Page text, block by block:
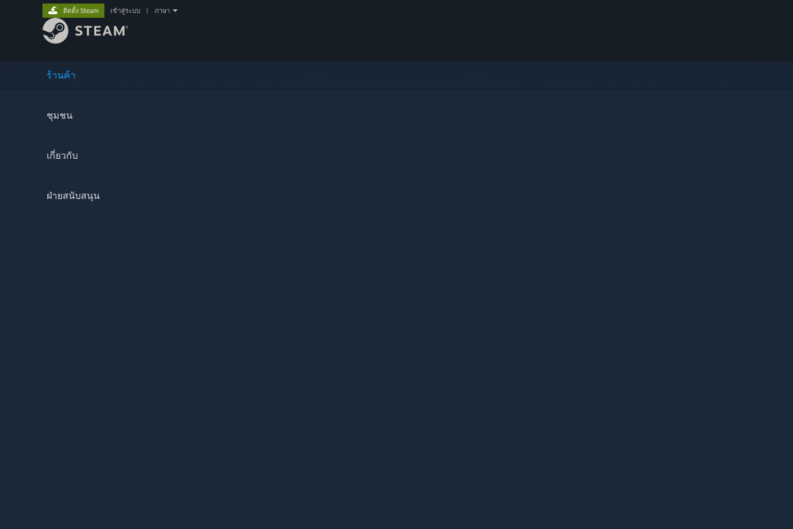
ร้านค้า
ชุมชน
เกี่ยวกับ
ฝ่ายสนับสนุน
ติดตั้ง Steam เข้าสู่ระบบ ภาษา